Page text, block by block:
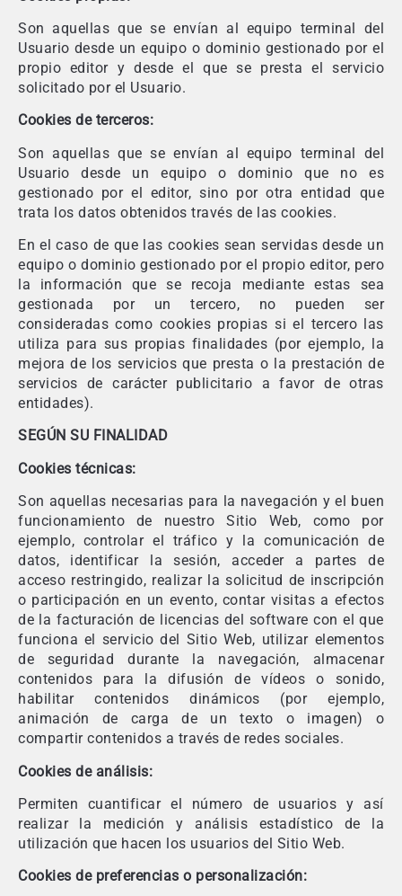
Son aquellas que se envían al equipo terminal del
Usuario desde un equipo o dominio gestionado por el
propio editor y desde el que se presta el servicio
solicitado por el Usuario.
Cookies de terceros:
Son aquellas que se envían al equipo terminal del
Usuario desde un equipo o dominio que no es
gestionado por el editor, sino por otra entidad que
trata los datos obtenidos través de las cookies.
En el caso de que las cookies sean servidas desde un
equipo o dominio gestionado por el propio editor, pero
la información que se recoja mediante estas sea
gestionada por un tercero, no pueden ser
consideradas como cookies propias si el tercero las
utiliza para sus propias finalidades (por ejemplo, la
mejora de los servicios que presta o la prestación de
servicios de carácter publicitario a favor de otras
entidades).
SEGÚN SU FINALIDAD
Cookies técnicas:
Son aquellas necesarias para la navegación y el buen
funcionamiento de nuestro Sitio Web, como por
ejemplo, controlar el tráfico y la comunicación de
datos, identificar la sesión, acceder a partes de
acceso restringido, realizar la solicitud de inscripción
o participación en un evento, contar visitas a efectos
de la facturación de licencias del software con el que
funciona el servicio del Sitio Web, utilizar elementos
de seguridad durante la navegación, almacenar
contenidos para la difusión de vídeos o sonido,
habilitar contenidos dinámicos (por ejemplo,
animación de carga de un texto o imagen) o
compartir contenidos a través de redes sociales.
Cookies de análisis:
Permiten cuantificar el número de usuarios y así
realizar la medición y análisis estadístico de la
utilización que hacen los usuarios del Sitio Web.
Cookies de preferencias o personalización: